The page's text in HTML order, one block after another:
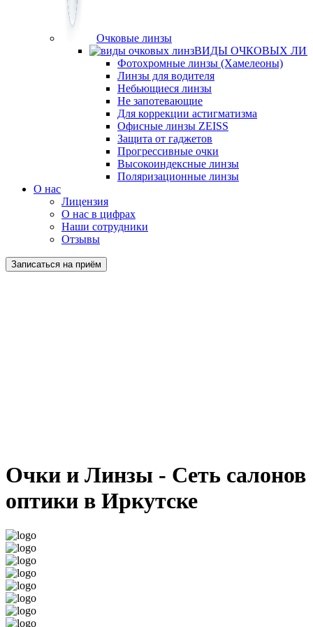
Очковые линзы
ВИДЫ ОЧКОВЫХ
Фотохромные линзы (Хамелеоны)
Линзы для водителя
Небьющиеся линзы
Не запотевающие
Для коррекции астигматизма
Офисные линзы ZEISS
Защита от гаджетов
Прогрессивные очки
Высокоиндексные линзы
Поляризационные линзы
О нас
Лицензия
О нас в цифрах
Наши сотрудники
Отзывы
Записаться на приём
Очки и Линзы - Сеть салонов
оптики в Иркутске